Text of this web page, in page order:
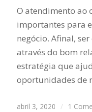
O atendimento ao
importantes para
negócio. Afinal,
através do bom
estratégia que
oportunidades de
abril 3, 2020 / 1